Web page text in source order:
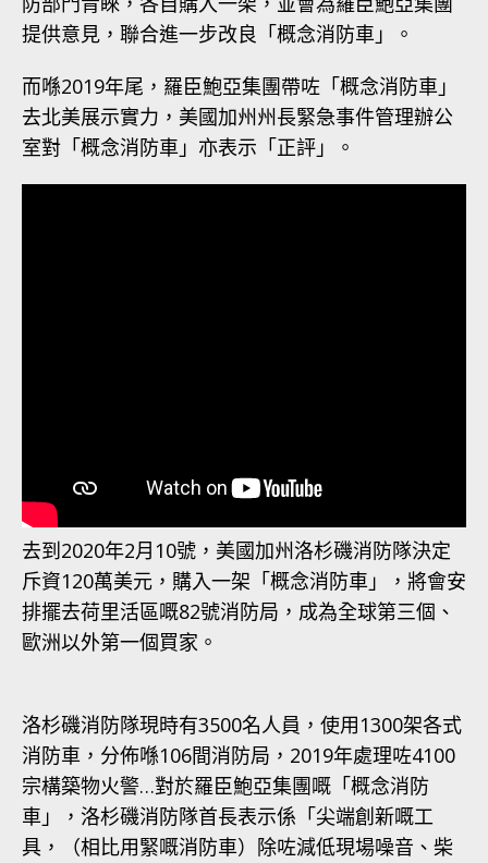
提供意見，聯合進一步改良「概念消防車」。
而喺2019年尾，羅臣鮑亞集團帶咗「概念消防車」
去北美展示實力，美國加州州長緊急事件管理辦公
室對「概念消防車」亦表示「正評」。
去到2020年2月10號，美國加州洛杉磯消防隊決定
斥資120萬美元，購入一架「概念消防車」，將會安
排擺去荷里活區嘅82號消防局，成為全球第三個、
歐洲以外第一個買家。
洛杉磯消防隊現時有3500名人員，使用1300架各式
消防車，分佈喺106間消防局，2019年處理咗4100
宗構築物火警…對於羅臣鮑亞集團嘅「概念消防
車」，洛杉磯消防隊首長表示係「尖端創新嘅工
具，（相比用緊嘅消防車）除咗減低現場噪音、柴